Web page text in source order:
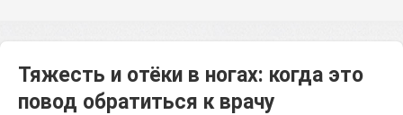
Тяжесть и отёки в ногах: когда это
повод обратиться к врачу